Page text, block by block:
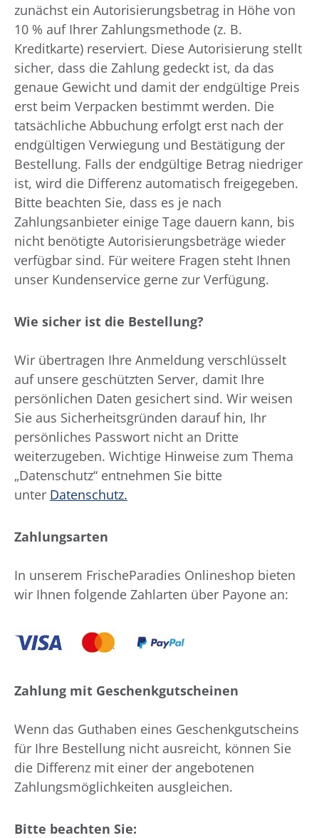
zunächst ein Autorisierungsbetrag in Höhe von
10 % auf Ihrer Zahlungsmethode (z. B.
Kreditkarte) reserviert. Diese Autorisierung stellt
sicher, dass die Zahlung gedeckt ist, da das
genaue Gewicht und damit der endgültige Preis
erst beim Verpacken bestimmt werden. Die
tatsächliche Abbuchung erfolgt erst nach der
endgültigen Verwiegung und Bestätigung der
Bestellung. Falls der endgültige Betrag niedriger
ist, wird die Differenz automatisch freigegeben.
Bitte beachten Sie, dass es je nach
Zahlungsanbieter einige Tage dauern kann, bis
nicht benötigte Autorisierungsbeträge wieder
verfügbar sind. Für weitere Fragen steht Ihnen
unser Kundenservice gerne zur Verfügung.
Wie sicher ist die Bestellung?
Wir übertragen Ihre Anmeldung verschlüsselt
auf unsere geschützten Server, damit Ihre
persönlichen Daten gesichert sind. Wir weisen
Sie aus Sicherheitsgründen darauf hin, Ihr
persönliches Passwort nicht an Dritte
weiterzugeben. Wichtige Hinweise zum Thema
„Datenschutz“ entnehmen Sie bitte
unter Datenschutz.
Zahlungsarten
In unserem FrischeParadies Onlineshop bieten
wir Ihnen folgende Zahlarten über Payone an:
Zahlung mit Geschenkgutscheinen
Wenn das Guthaben eines Geschenkgutscheins
für Ihre Bestellung nicht ausreicht, können Sie
die Differenz mit einer der angebotenen
Zahlungsmöglichkeiten ausgleichen.
Bitte beachten Sie: